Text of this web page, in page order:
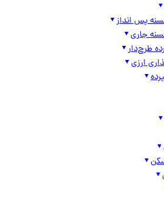
انداز